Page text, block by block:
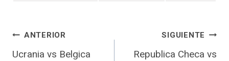
Navegación
de
ANTERIOR
Ucrania vs Belgica
SIGUIENTE
Republica Checa vs